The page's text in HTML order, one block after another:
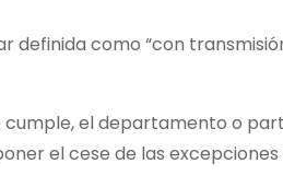
definida como “con
cumple, el departamento o
el cese de las